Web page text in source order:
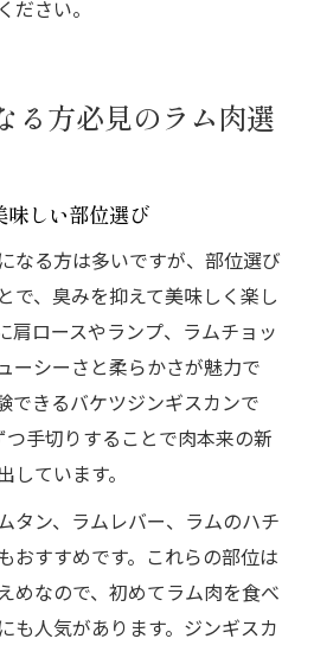
ださい。
る方必見のラム肉選
味しい部位選び
なる方は多いですが、部位選び
で、臭みを抑えて美味しく楽し
肩ロースやランプ、ラムチョッ
ーシーさと柔らかさが魅力で
できるバケツジンギスカンで
手切りすることで肉本来の新
ています。
タン、ラムレバー、ラムのハチ
おすすめです。これらの部位は
めなので、初めてラム肉を食べ
も人気があります。ジンギスカ